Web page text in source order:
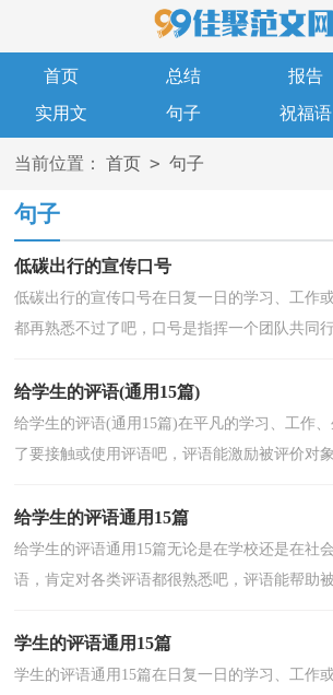
首页 总结 报告
实用文
句子 祝福语
当前位置： 首页 > 句子
句子
低碳出行的宣传口号
低碳出行的宣传口号在日复一日的学习、工作
都再熟悉不过了吧，口号是指挥一个团队共同
给学生的评语(通用15篇)
给学生的评语(通用15篇)在平凡的学习、工作
了要接触或使用评语吧，评语能激励被评价对
给学生的评语通用15篇
给学生的评语通用15篇无论是在学校还是在社
语，肯定对各类评语都很熟悉吧，评语能帮助
学生的评语通用15篇
学生的评语通用15篇在日复一日的学习、工作